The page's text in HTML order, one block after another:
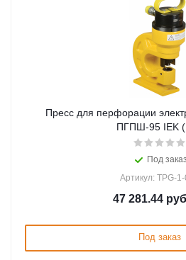
Пресс для перфорации
ПГПШ-95 IEK
Под заказ
Артикул: TPG-
47 281.44
Под заказ